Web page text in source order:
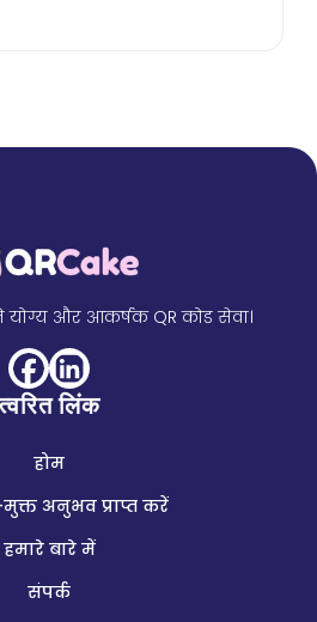
योग्य और आकर्षक QR कोड सेवा।
लिंक
होम
मुक्त अनुभव प्राप्त करें
हमारे बारे में
संपर्क